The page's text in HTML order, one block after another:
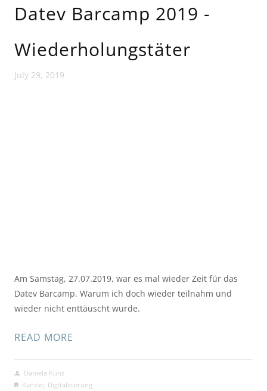
Datev Barcamp 2019 -
Wiederholungstäter
July 29, 2019
Am Samstag, 27.07.2019, war es mal wieder Zeit für das
Datev Barcamp. Warum ich doch wieder teilnahm und
wieder nicht enttäuscht wurde.
READ MORE
Daniela Kunz
Kanzlei Digitalisierung